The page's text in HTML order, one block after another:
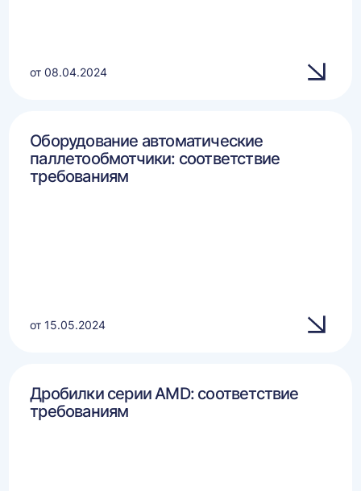
от 08.04.2024
Оборудование автоматические
паллетообмотчики: соответствие
требованиям
от 15.05.2024
Дробилки серии AMD: соответствие
требованиям